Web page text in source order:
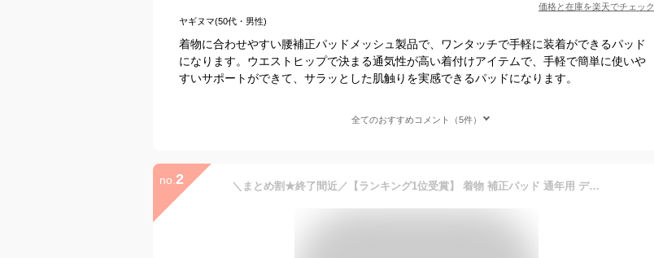
価格と在庫を楽天でチェック
ヤギヌマ(50代・男性)
着物に合わせやすい腰補正パッドメッシュ製品で、ワンタッチで手軽に装着ができるパッド
になります。ウエストヒップで決まる通気性が高い着付けアイテムで、手軽で簡単に使いや
すいサポートができて、サラッとした肌触りを実感できるパッドになります。
全てのおすすめコメント（5件）
no. 2 ＼まとめ割★終了間近／【ランキング1位受賞】 着物 補正パッド 通年用 デコラン ウエストパット 和装 補正パット 腰 ウエスト用 きもの インナー 礼装 おしゃれ 女性